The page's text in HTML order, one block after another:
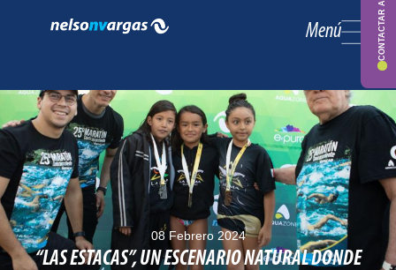
Menú
08 Febrero 2024
“LAS ESTACAS”, UN ESCENARIO NATURAL DONDE